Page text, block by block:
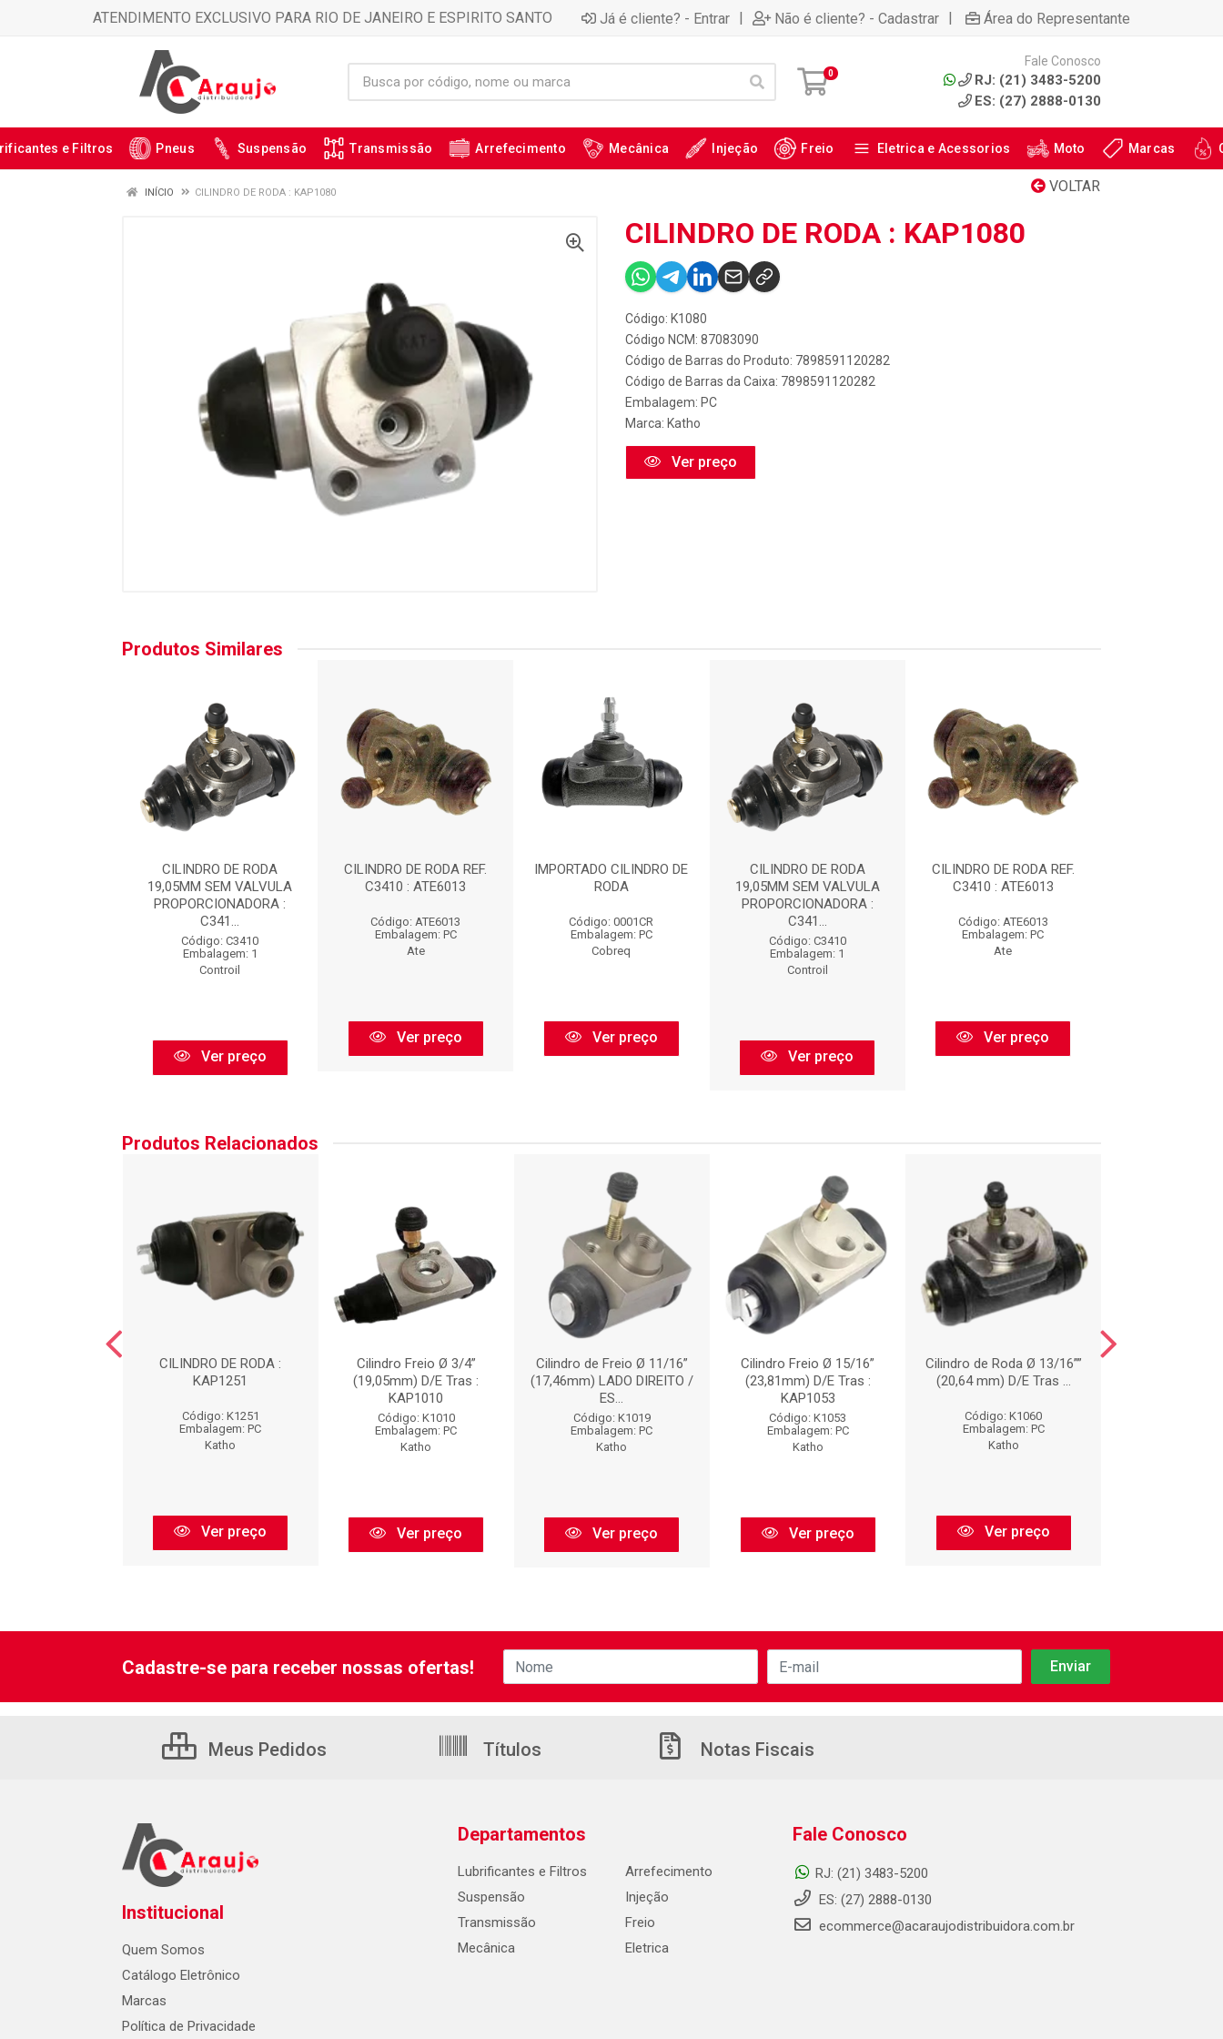
ATENDIMENTO EXCLUSIVO PARA RIO DE JANEIRO E ESPIRITO SANTO Já é cliente? - Entrar | Não é cliente? - Cadastrar | Área do Representante
0
Fale Conosco
RJ: (21) 3483-5200
ES: (27) 2888-0130
e Filtros Pneus Suspensão Transmissão Arrefecimento Mecânica Injeção Freio Eletrica e Acessorios Moto Marcas
VOLTAR
INÍCIO CILINDRO DE RODA : KAP1080
CILINDRO DE RODA : KAP1080
Código: K1080
Código NCM: 87083090
Código de Barras do Produto: 7898591120282
Código de Barras da Caixa: 7898591120282
Embalagem: PC
Marca: Katho
Ver preço
Produtos Similares
CILINDRO DE RODA
19,05MM SEM VALVULA
PROPORCIONADORA :
C341...
Código: C3410
Embalagem: 1
Controil
Ver preço
CILINDRO DE RODA REF.
C3410 : ATE6013
Código: ATE6013
Embalagem: PC
Ate
Ver preço
IMPORTADO CILINDRO DE
RODA
Código: 0001CR
Embalagem: PC
Cobreq
Ver preço
CILINDRO DE RODA
19,05MM SEM VALVULA
PROPORCIONADORA :
C341...
Código: C3410
Embalagem: 1
Controil
Ver preço
CILINDRO DE RODA REF.
C3410 : ATE6013
Código: ATE6013
Embalagem: PC
Ate
Ver preço
Produtos Relacionados
CILINDRO DE RODA :
KAP1251
Código: K1251
Embalagem: PC
Katho
Ver preço
Cilindro Freio Ø 3/4”
(19,05mm) D/E Tras :
KAP1010
Código: K1010
Embalagem: PC
Katho
Ver preço
Cilindro de Freio Ø 11/16”
(17,46mm) LADO DIREITO /
ES...
Código: K1019
Embalagem: PC
Katho
Ver preço
Cilindro Freio Ø 15/16”
(23,81mm) D/E Tras :
KAP1053
Código: K1053
Embalagem: PC
Katho
Ver preço
Cilindro de Roda Ø 13/16””
(20,64 mm) D/E Tras ...
Código: K1060
Embalagem: PC
Katho
Ver preço
Cadastre-se para receber nossas ofertas!
Meus Pedidos Títulos Notas Fiscais
Institucional
Quem Somos
Catálogo Eletrônico
Marcas
Política de Privacidade
Departamentos
Lubrificantes e Filtros
Suspensão
Transmissão
Mecânica
Arrefecimento
Injeção
Freio
Eletrica
Fale Conosco
RJ: (21) 3483-5200
ES: (27) 2888-0130
ecommerce@acaraujodistribuidora.com.br